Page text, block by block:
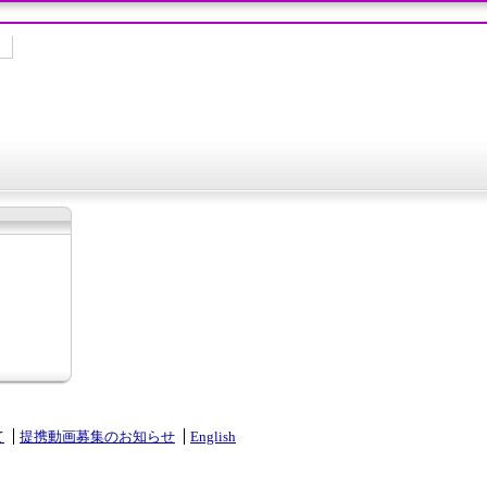
提携動画募集のお知らせ English